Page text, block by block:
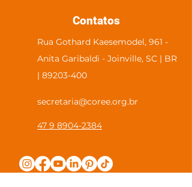
Contatos
Rua Gothard Kaesemodel, 961 -
Anita Garibaldi - Joinville, SC | BR
| 89203-400
secretaria@coree.org.br
47 9 8904-2384